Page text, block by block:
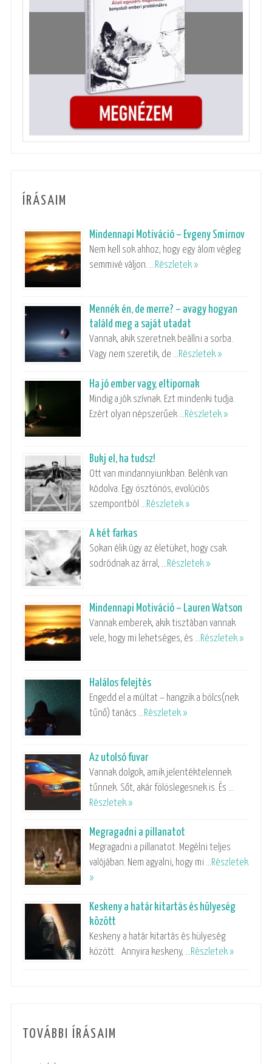
ÍRÁSAIM
Mindennapi Motiváció – Evgeny Smirnov
Nem kell sok ahhoz, hogy egy álom végleg
semmivé váljon. …Részletek »
Mennék én, de merre? – avagy hogyan
találd meg a saját utadat
Vannak, akik szeretnek beállni a sorba.
Vagy nem szeretik, de …Részletek »
Ha jó ember vagy, eltipornak
Mindig a jók szívnak. Ezt mindenki tudja.
Ezért olyan népszerűek …Részletek »
Bukj el, ha tudsz!
Ott van mindannyiunkban. Belénk van
kódolva. Egy ösztönös, evolúciós
szempontból …Részletek »
A két farkas
Sokan élik úgy az életüket, hogy csak
sodródnak az árral, …Részletek »
Mindennapi Motiváció – Lauren Watson
Vannak emberek, akik tisztában vannak
vele, hogy mi lehetséges, és …Részletek »
Halálos felejtés
Engedd el a múltat – hangzik a bölcs(nek
tűnő) tanács …Részletek »
Az utolsó fuvar
Vannak dolgok, amik jelentéktelennek
tűnnek. Sőt, akár fölöslegesnek is. És …
Részletek »
Megragadni a pillanatot
Megragadni a pillanatot. Megélni teljes
valójában. Nem agyalni, hogy mi …Részletek
»
Keskeny a határ kitartás és hülyeség
között
Keskeny a határ kitartás és hülyeség
között. Annyira keskeny, …Részletek »
TOVÁBBI ÍRÁSAIM